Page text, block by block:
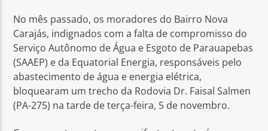
No mês passado, os moradores do Bairro Nova
Carajás, indignados com a falta de compromisso do
Serviço Autônomo de Água e Esgoto de Parauapebas
(SAAEP) e da Equatorial Energia, responsáveis pelo
abastecimento de água e energia elétrica,
bloquearam um trecho da Rodovia Dr. Faisal Salmen
(PA-275) na tarde de terça-feira, 5 de novembro.